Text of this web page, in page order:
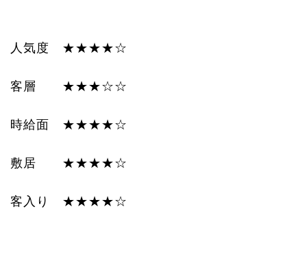
人気度 ★★★★☆
客層 ★★★☆☆
時給面 ★★★★☆
敷居 ★★★★☆
客入り ★★★★☆